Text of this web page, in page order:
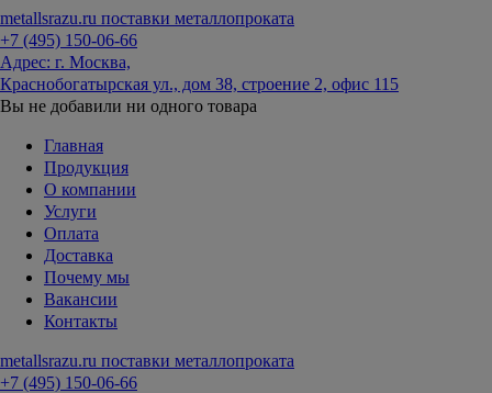
metallsrazu.ru поставки металлопроката
+7 (495) 150-06-66
Адрес: г. Москва,
Краснобогатырская ул., дом 38, строение 2, офис 115
Вы не добавили ни одного товара
Главная
Продукция
О компании
Услуги
Оплата
Доставка
Почему мы
Вакансии
Контакты
metallsrazu.ru поставки металлопроката
+7 (495) 150-06-66